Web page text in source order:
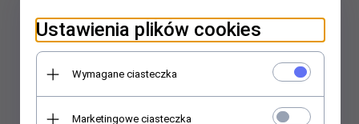
Ustawienia plików cookies
Wymagane ciasteczka
Marketingowe ciasteczka